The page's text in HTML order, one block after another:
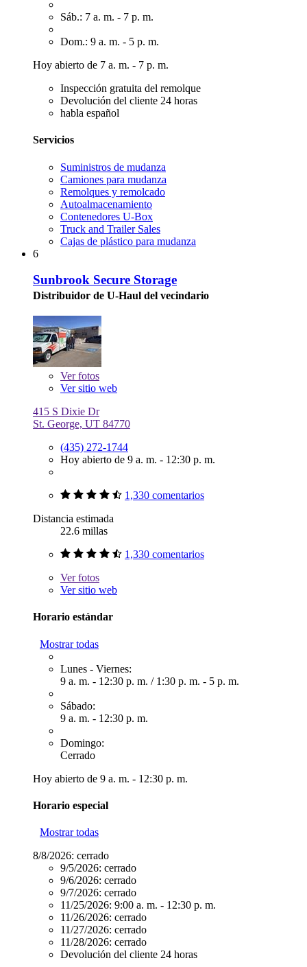
Sáb.: 7 a. m. - 7 p. m.
Dom.: 9 a. m. - 5 p. m.
Hoy abierto de 7 a. m. - 7 p. m.
Inspección gratuita del remolque
Devolución del cliente 24 horas
habla español
Servicios
Suministros de mudanza
Camiones para mudanza
Remolques y remolcado
Autoalmacenamiento
Contenedores U-Box
Truck and Trailer Sales
Cajas de plástico para mudanza
6
Sunbrook Secure Storage
Distribuidor de U-Haul del vecindario
Verfotos
Ver sitio web
415 S Dixie Dr
St. George, UT 84770
(435) 272-1744
Hoy abierto de 9 a. m. - 12:30 p. m.
1,330 comentarios
Distancia estimada
22.6 millas
1,330 comentarios
Verfotos
Ver sitio web
Horario estándar
Mostrar todas
Lunes - Viernes:
9 a. m. - 12:30 p. m. / 1:30 p. m. - 5 p. m.
Sábado:
9 a. m. - 12:30 p. m.
Domingo:
Cerrado
Hoy abierto de 9 a. m. - 12:30 p. m.
Horario especial
Mostrar todas
8/8/2026: cerrado
9/5/2026: cerrado
9/6/2026: cerrado
9/7/2026: cerrado
11/25/2026: 9:00 a. m. - 12:30 p. m.
11/26/2026: cerrado
11/27/2026: cerrado
11/28/2026: cerrado
Devolución del cliente 24 horas